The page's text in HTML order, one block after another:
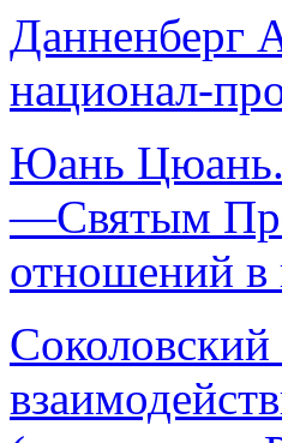
Данненберг
национал-
Юань Цюань.
—Святым
отношений в